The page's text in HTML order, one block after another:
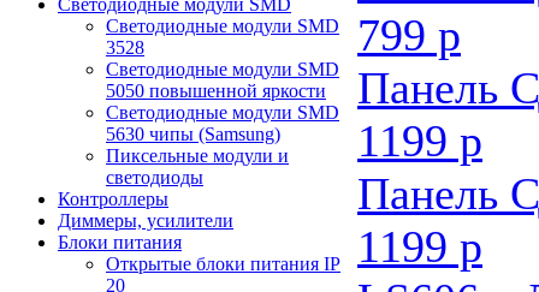
Светодиодные модули SMD
Светодиодные модули SMD
3528
Светодиодные модули SMD
5050 повышенной яркости
Светодиодные модули SMD
5630 чипы (Samsung)
Пиксельные модули и
светодиоды
Контроллеры
Диммеры, усилители
Блоки питания
Открытые блоки питания IP
20
799 р
Панель
1199 р
Панель
1199 р